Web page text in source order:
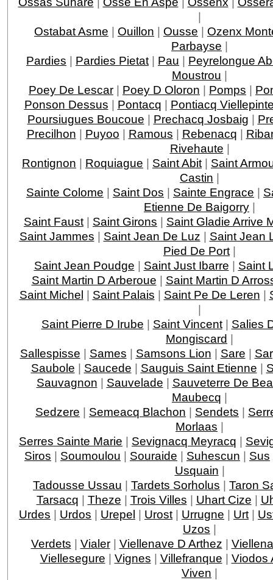
|
Ostabat Asme | Ouillon | Ousse | Ozenx
Parbayse |
Pardies | Pardies Pietat | Pau | Peyrelongue
Moustrou |
Poey De Lescar | Poey D Oloron | Pomps |
Ponson Dessus | Pontacq | Pontiacq
Poursiugues Boucoue | Prechacq Josbaig |
Precilhon | Puyoo | Ramous | Rebenacq |
Rivehaute |
Rontignon | Roquiague | Saint Abit | Saint
Castin |
Sainte Colome | Saint Dos | Sainte Engrace |
Etienne De Baigorry |
Saint Faust | Saint Girons | Saint Gladie Arrive
Saint Jammes | Saint Jean De Luz | Saint Jean
Pied De Port |
Saint Jean Poudge | Saint Just Ibarre | Saint
Saint Martin D Arberoue | Saint Martin D
Saint Michel | Saint Palais | Saint Pe De Leren |
|
Saint Pierre D Irube | Saint Vincent| Salies
Mongiscard |
Sallespisse | Sames | Samsons Lion | Sare |
Saubole | Saucede | Sauguis Saint Etienne |
Sauvagnon | Sauvelade | Sauveterre De
Maubecq |
Sedzere | Semeacq Blachon | Sendets |
Morlaas |
Serres Sainte Marie | Sevignacq Meyracq |
Siros | Soumoulou | Souraide | Suhescun | Sus
Usquain |
Tadousse Ussau | Tardets Sorholus | Taron
Tarsacq | Theze | Trois Villes | Uhart Cize |
Urdes | Urdos | Urepel | Urost | Urrugne | Urt |
Uzos |
Verdets | Vialer| Viellenave D Arthez |
Viellesegure | Vignes | Villefranque | Viodos
Viven |